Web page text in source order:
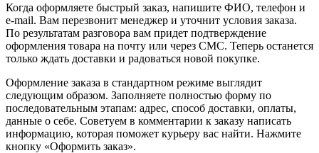
Когда оформляете быстрый заказ, напишите ФИО, телефон и
e-mail. Вам перезвонит менеджер и уточнит условия заказа.
По результатам разговора вам придет подтверждение
оформления товара на почту или через СМС. Теперь останется
только ждать доставки и радоваться новой покупке.
Оформление заказа в стандартном режиме выглядит
следующим образом. Заполняете полностью форму по
последовательным этапам: адрес, способ доставки, оплаты,
данные о себе. Советуем в комментарии к заказу написать
информацию, которая поможет курьеру вас найти. Нажмите
кнопку «Оформить заказ».